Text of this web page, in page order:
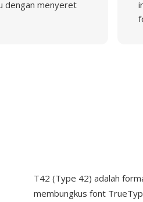
dengan menyeret
T42 (Type 42) adalah
membungkus font